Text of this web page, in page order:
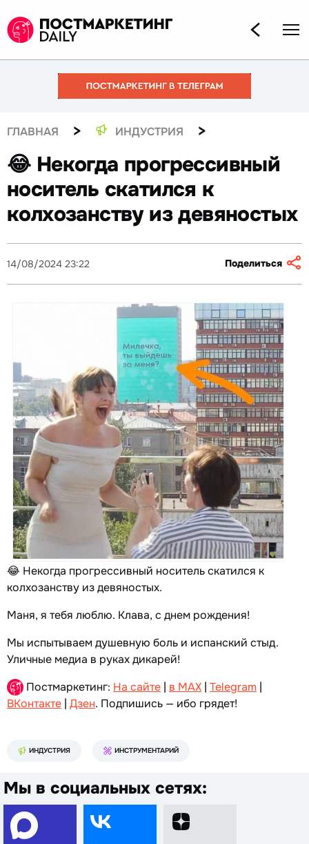
ГЛАВНАЯ > ИНДУСТРИЯ >
😂 Некогда прогрессивный
носитель скатился к
колхозанству из девяностых
14/08/2024 23:22 Поделиться
😂 Некогда прогрессивный носитель скатился к
колхозанству из девяностых.
Маня, я тебя люблю. Клава, с днем рождения!
Мы испытываем душевную боль и испанский стыд.
Уличные медиа в руках дикарей!
Постмаркетинг: На сайте | в MAX | Telegram |
ВКонтакте | Дзен. Подпишись — ибо грядет!
ИНДУСТРИЯ ИНСТРУМЕНТАРИЙ
Мы в социальных сетях: